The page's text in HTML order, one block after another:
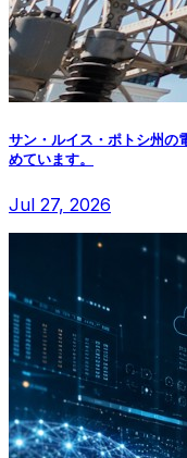
サン・ルイス・ポトシ州の
めています。
Jul 27, 2026